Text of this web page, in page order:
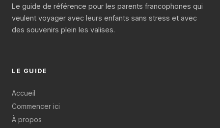
Le guide de référence pour les parents francophones qui
veulent voyager avec leurs enfants sans stress et avec
des souvenirs plein les valises.
LE GUIDE
Accueil
Commencer ici
À propos